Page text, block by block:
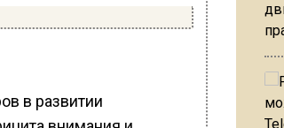
в развитии